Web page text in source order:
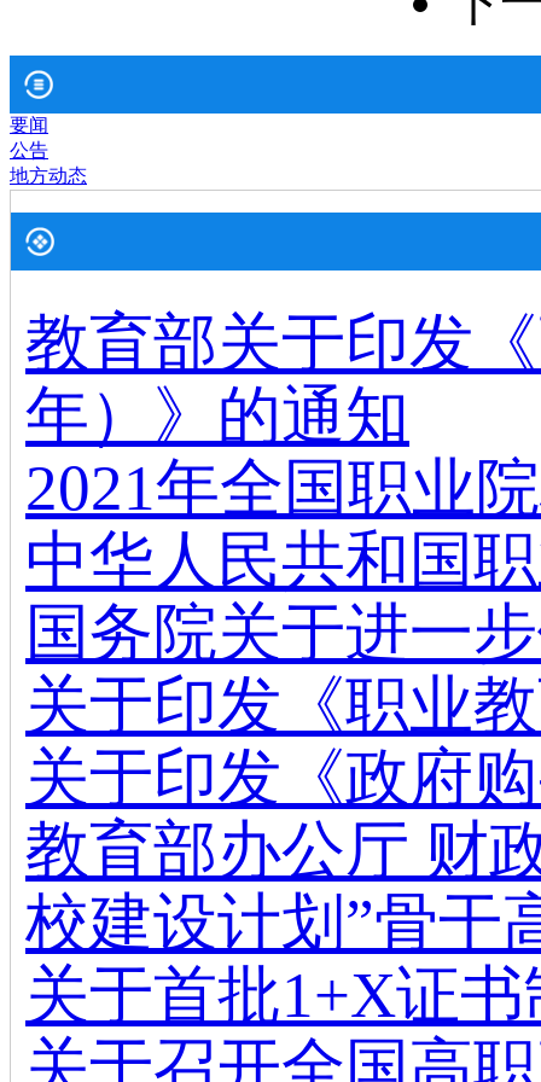
要闻
公告
地方动态
教育部关于印发
年）》的通知
2021年全国职业
中华人民共和国
国务院关于进一
关于印发《职业
关于印发《政府
教育部办公厅 财
校建设计划”骨干
关于首批1+X证